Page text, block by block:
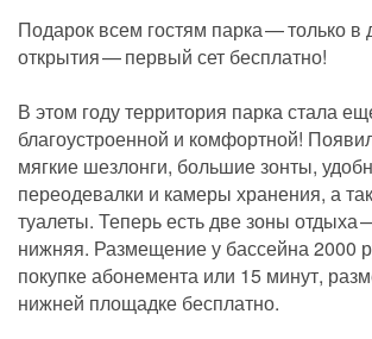
Подарок всем гостям парка — только в
открытия — первый сет бесплатно!
В этом году территория парка стала
благоустроенной и комфортной!
мягкие шезлонги, большие зонты,
переодевалки и камеры хранения, а
туалеты. Теперь есть две зоны отдыха
нижняя. Размещение у бассейна 2000
покупке абонемента или 15 минут,
нижней площадке бесплатно.